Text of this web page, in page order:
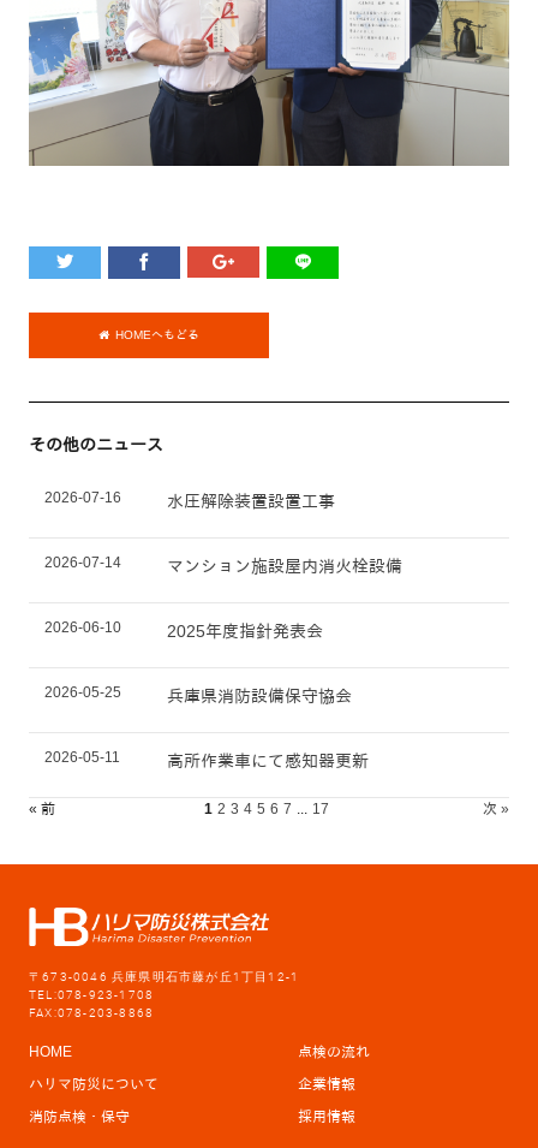
HOMEへもどる
その他のニュース
2026-07-16 水圧解除装置設置工事
2026-07-14 マンション施設屋内消火栓設備
2026-06-10 2025年度指針発表会
2026-05-25 兵庫県消防設備保守協会
2026-05-11 高所作業車にて感知器更新
« 前 1 2 3 4 5 6 7 17 次 »
〒673-0046 兵庫県明石市藤が丘1丁目12-1
TEL:078-923-1708
FAX:078-203-8868
HOME
点検の流れ
ハリマ防災について
企業情報
消防点検・保守
採用情報